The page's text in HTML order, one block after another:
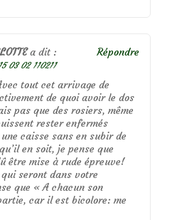
a dit :
03 02 110211
tout cet arrivage de
de quoi avoir le dos
pas que des rosiers, même
rester enfermés
caisse sans en subir de
en soit, je pense que
être mise à rude épreuve!
seront dans votre
que « A chacun son
car il est bicolore: me
Répondre